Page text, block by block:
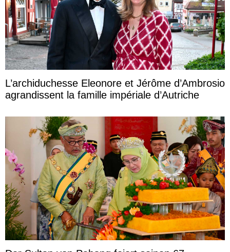
L’archiduchesse Eleonore et Jérôme d’Ambrosio
agrandissent la famille impériale d’Autriche